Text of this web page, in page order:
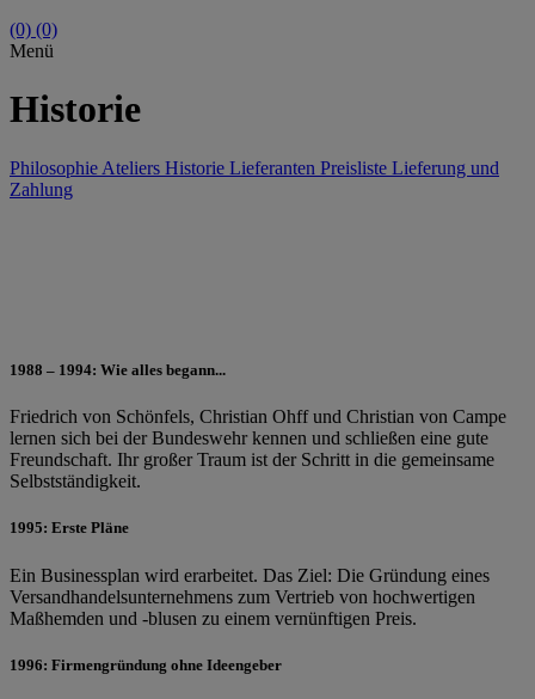
(0) (0)
Menü
Historie
Philosophie Ateliers Historie Lieferanten Preisliste Lieferung und
Zahlung
1988 – 1994: Wie alles begann...
Friedrich von Schönfels, Christian Ohff und Christian von Campe
lernen sich bei der Bundeswehr kennen und schließen eine gute
Freundschaft. Ihr großer Traum ist der Schritt in die gemeinsame
Selbstständigkeit.
1995: Erste Pläne
Ein Businessplan wird erarbeitet. Das Ziel: Die Gründung eines
Versandhandelsunternehmens zum Vertrieb von hochwertigen
Maßhemden und -blusen zu einem vernünftigen Preis.
1996: Firmengründung ohne Ideengeber